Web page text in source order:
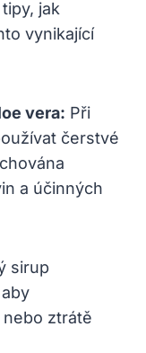
jak
vynikající
vera: Při
čerstvé
a účinných
sirup
ztrátě